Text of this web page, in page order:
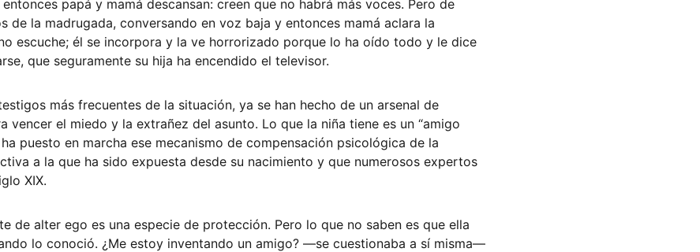
papá y mamá descansan: creen que no habrá más voces. Pero de
de la madrugada, conversando en voz baja y entonces mamá aclara la
escuche; él se incorpora y la ve horrorizado porque lo ha oído todo y le dice
que seguramente su hija ha encendido el televisor.
más frecuentes de la situación, ya se han hecho de un arsenal de
vencer el miedo y la extrañez del asunto. Lo que la niña tiene es un “amigo
puesto en marcha ese mecanismo de compensación psicológica de la
a la que ha sido expuesta desde su nacimiento y que numerosos expertos
XIX.
de alter ego es una especie de protección. Pero lo que no saben es que ella
lo conoció. ¿Me estoy inventando un amigo? —se cuestionaba a sí misma—